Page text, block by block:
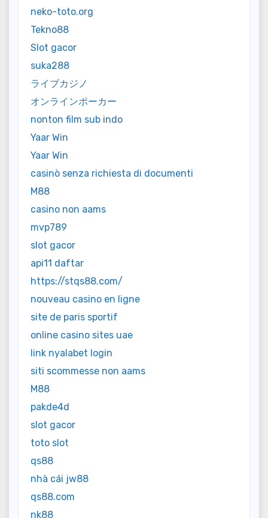
neko-toto.org
Tekno88
Slot gacor
suka288
ライブカジノ
オンラインポーカー
nonton film sub indo
Yaar Win
Yaar Win
casinò senza richiesta di documenti
M88
casino non aams
mvp789
slot gacor
api11 daftar
https://stqs88.com/
nouveau casino en ligne
site de paris sportif
online casino sites uae
link nyalabet login
siti scommesse non aams
M88
pakde4d
slot gacor
toto slot
qs88
nhà cái jw88
qs88.com
nk88